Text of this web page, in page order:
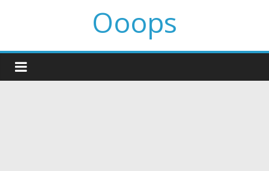
Ooops